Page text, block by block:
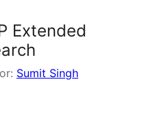
Extended
Sumit Singh